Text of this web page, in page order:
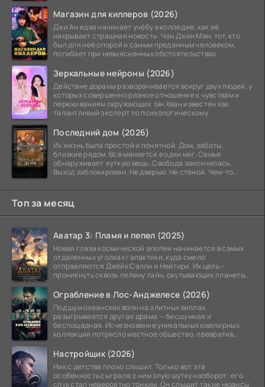
Магазин для киллеров (2026)
Джи Ан едва начинает учёбу в колледже, как её
накрывает страшная новость: Чон Джин Ман, тот, кто
был для неё опорой и самым преданным человеком,
погибает при невыясненных обстоятельствах.
Зеркальные нейроны (2026)
Действие дорамы разворачивается вокруг двух людей, у
которых совершенно разное отношение к чувствам и
переживаниям окружающих. Ын Хван известен как
талантливый эксперт по психологическому
Последний дом (2026)
Их жизнь была простой и понятной. Дом, заботы,
близкие рядом. Все меняется в один миг. Семья
обнаруживает жуткую вещь. Свобода закончилась.
Выход заблокирован. Не дверью. Не стеной. Чем-то
Топ за месяц
Аватар 3: Пламя и пепел (2025)
Новая глава космической эпопеи начинается в самых
отдаленных уголках галактики, куда смело
отправляются Джейк Салли и Нейтири. Их цель –
проникнуть сквозь пелену тайн, окутывающих планеты
Ограбление в Лос-Анджелесе (2026)
Под шум океанских волн на элитных виллах
разыгрывается другая драма — бесшумная и
беспощадная. Исчезновение уникальных ювелирных
коллекций потрясло местное общество, превратив
Настройщик (2026)
Ник с детства плохо слышит. Только вот эта
особенность сыграла с ним злую шутку наоборот: его
слух стал невероятно тонким. Он слышит такие нюансы